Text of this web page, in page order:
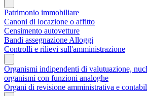
Patrimonio immobiliare
Canoni di locazione o affitto
Censimento autovetture
Bandi assegnazione Alloggi
Controlli e rilievi sull'amministrazione
Organismi indipendenti di valutuazione,
organismi con funzioni analoghe
Organi di revisione amministrativa e